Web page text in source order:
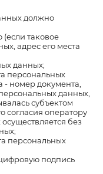
должно
таковое
адрес его места
данных;
персональных
- номер документа,
данных,
субъектом
согласия оператору
без
персональных
подпись